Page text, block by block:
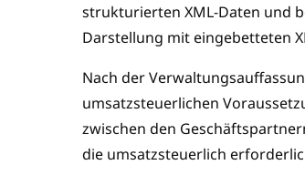
strukturierten XML-Daten und
Darstellung mit eingebetteten
Nach der
umsatzsteuerlichen
zwischen den
die umsatzsteuerlich